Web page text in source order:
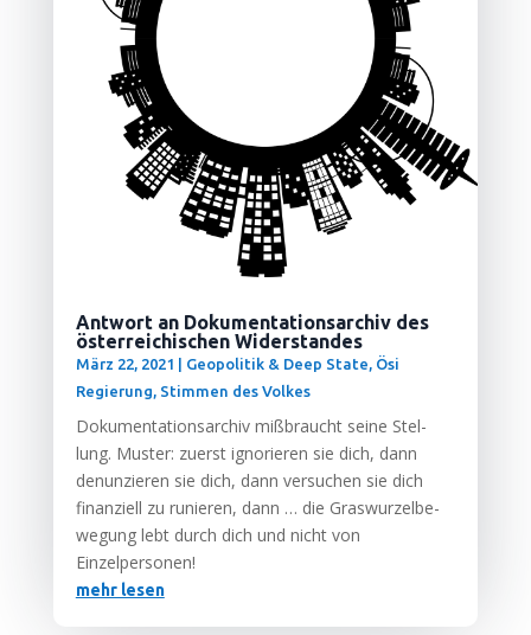
Antwort an Dokumentationsarchiv des
österreichischen Widerstandes
März 22, 2021 Geopolitik & Deep State, Ösi
Regierung, Stimmen des Volkes
Doku­men­ta­ti­ons­ar­chiv miß­braucht sei­ne Stel­
lung. Mus­ter: zuerst igno­rie­ren sie dich, dann
denun­zie­ren sie dich, dann ver­su­chen sie dich
finan­zi­ell zu runie­ren, dann … die Gras­wur­zel­be­
we­gung lebt durch dich und nicht von
Einzelpersonen!
mehr lesen